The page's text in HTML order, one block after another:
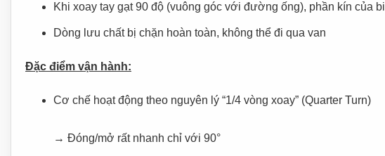
Khi xoay tay gạt 90 độ (vuông góc với đường ống), phần kín của
Dòng lưu chất bị chặn hoàn toàn, không thể đi qua van
Đặc điểm vận hành:
Cơ chế hoạt động theo nguyên lý “1/4 vòng xoay” (Quarter Turn)
→ Đóng/mở rất nhanh chỉ với 90°